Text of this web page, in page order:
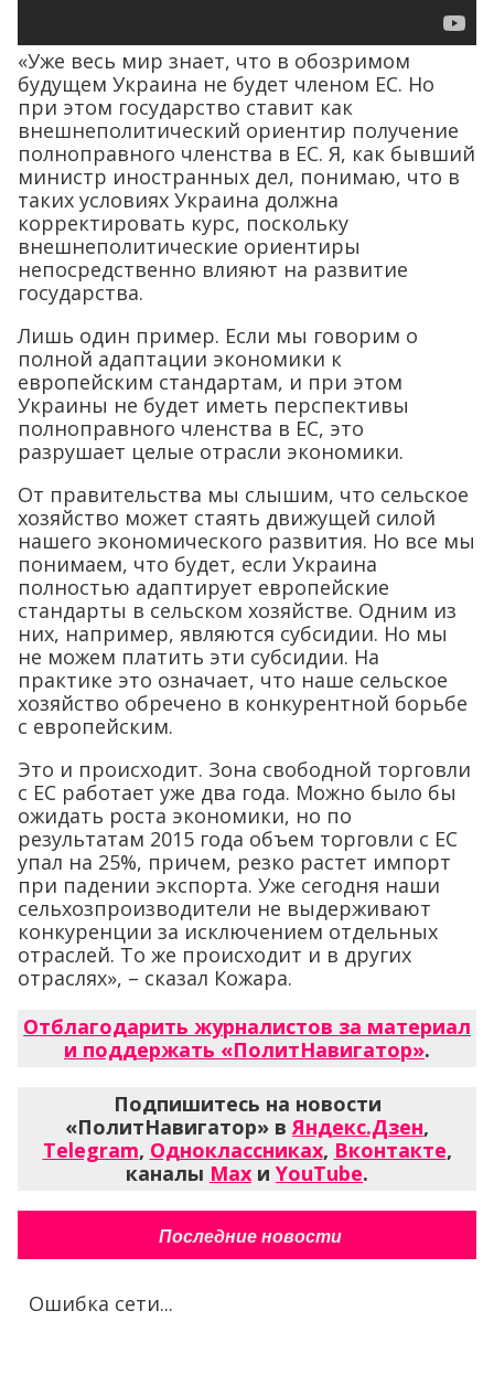
«Уже весь мир знает, что в обозримом
будущем Украина не будет членом ЕС. Но
при этом государство ставит как
внешнеполитический ориентир получение
полноправного членства в ЕС. Я, как бывший
министр иностранных дел, понимаю, что в
таких условиях Украина должна
корректировать курс, поскольку
внешнеполитические ориентиры
непосредственно влияют на развитие
государства.
Лишь один пример. Если мы говорим о
полной адаптации экономики к
европейским стандартам, и при этом
Украины не будет иметь перспективы
полноправного членства в ЕС, это
разрушает целые отрасли экономики.
От правительства мы слышим, что сельское
хозяйство может стаять движущей силой
нашего экономического развития. Но все мы
понимаем, что будет, если Украина
полностью адаптирует европейские
стандарты в сельском хозяйстве. Одним из
них, например, являются субсидии. Но мы
не можем платить эти субсидии. На
практике это означает, что наше сельское
хозяйство обречено в конкурентной борьбе
с европейским.
Это и происходит. Зона свободной торговли
с ЕС работает уже два года. Можно было бы
ожидать роста экономики, но по
результатам 2015 года объем торговли с ЕС
упал на 25%, причем, резко растет импорт
при падении экспорта. Уже сегодня наши
сельхозпроизводители не выдерживают
конкуренции за исключением отдельных
отраслей. То же происходит и в других
отраслях», – сказал Кожара.
Отблагодарить журналистов за материал
и поддержать «ПолитНавигатор».
Подпишитесь на новости
«ПолитНавигатор» вЯндекс.Дзен,
Telegram, Одноклассниках, Вконтакте,
каналы Max и YouTube.
Последние новости
Ошибка сети...